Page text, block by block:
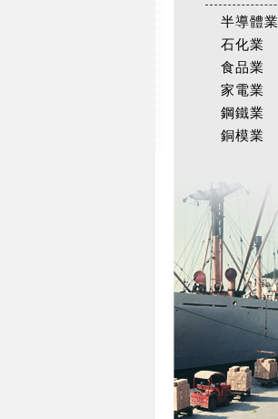
半導體業
石化業
食品業
家電業
鋼鐵業
銅模業